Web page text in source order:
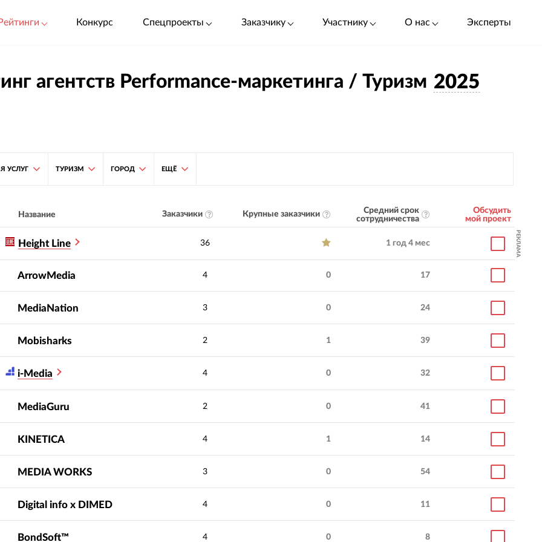
Конкурс Спецпроекты Заказчику Участнику О нас Эксперты
агентств Performance-маркетинга / Туризм 2025
УСЛУГ ТУРИЗМ ГОРОД ЕЩЁ
Название Заказчики Крупные заказчики
Средний срок
сотрудничества
Обсудить
мой проект
Height Line 36 1 год 4 мес РЕКЛАМА
ArrowMedia 4 0 17
MediaNation 3 0 24
Mobisharks 2 1 39
i-Media 4 0 32
MediaGuru 2 0 41
KINETICA 4 1 14
MEDIA WORKS 3 0 54
Digital info x DIMED 4 0 11
BondSoft™ 4 0 8